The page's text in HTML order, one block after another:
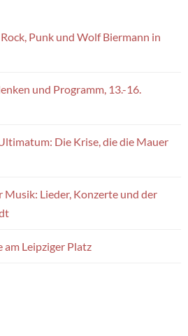
Punk und Wolf Biermann in
und Programm, 13.-16.
Die Krise, die die Mauer
Lieder, Konzerte und der
am Leipziger Platz